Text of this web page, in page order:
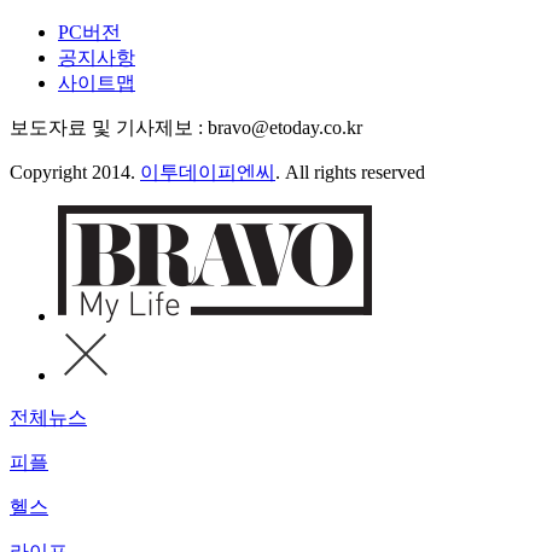
PC버전
공지사항
사이트맵
보도자료 및 기사제보 : bravo@etoday.co.kr
Copyright 2014. 이투데이피엔씨 . All rights reserved
전체뉴스
피플
헬스